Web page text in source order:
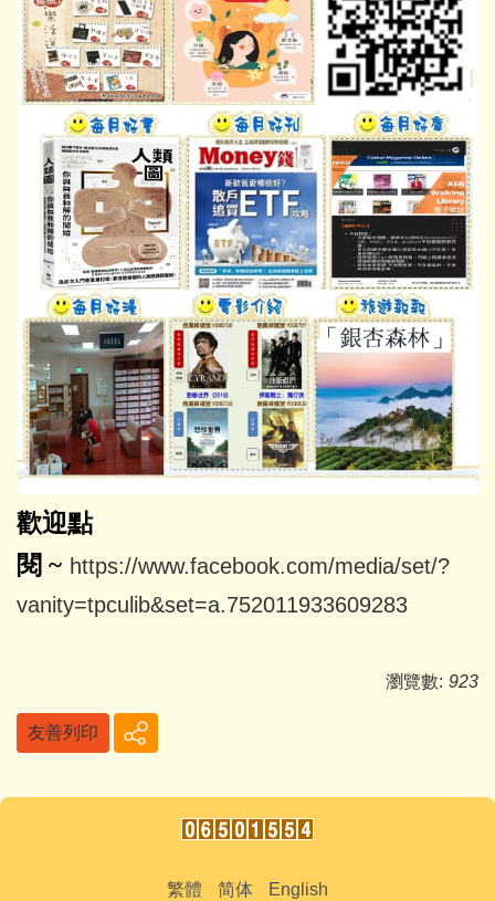
歡迎點
閱 ~ https://www.facebook.com/media/set/?
vanity=tpculib&set=a.752011933609283
瀏覽數: 923
友善列印
繁體 简体 English